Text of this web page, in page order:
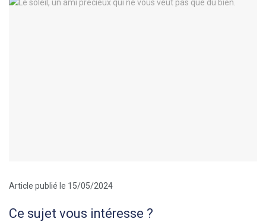
Article publié le 15/05/2024
Ce sujet vous intéresse ?